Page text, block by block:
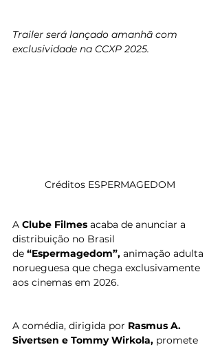
Trailer será lançado amanhã com
exclusividade na CCXP 2025.
Créditos ESPERMAGEDOM
A Clube Filmes acaba de anunciar a
distribuição no Brasil
de “Espermagedom”, animação adulta
norueguesa que chega exclusivamente
aos cinemas em 2026.
A comédia, dirigida por Rasmus A.
Sivertsen e Tommy Wirkola, promete